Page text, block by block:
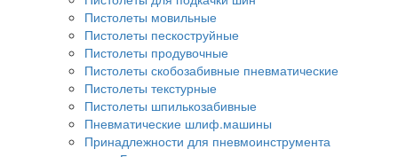
Пистолеты мовильные
Пистолеты пескоструйные
Пистолеты продувочные
Пистолеты скобозабивные пневматические
Пистолеты текстурные
Пистолеты шпилькозабивные
Пневматические шлиф.машины
Принадлежности для пневмоинструмента